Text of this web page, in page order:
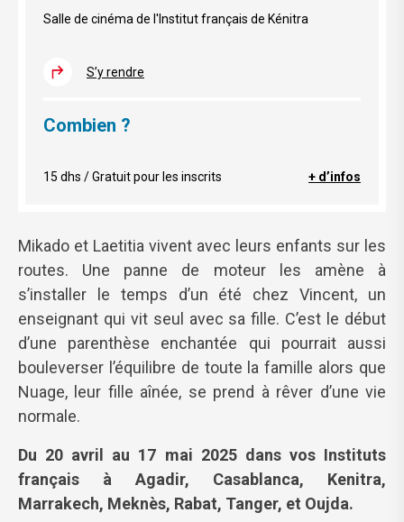
Salle de cinéma de l'Institut français de Kénitra
S’y rendre
Combien ?
15 dhs / Gratuit pour les inscrits + d’infos
Mikado et Laetitia vivent avec leurs enfants sur les
routes. Une panne de moteur les amène à
s’installer le temps d’un été chez Vincent, un
enseignant qui vit seul avec sa fille. C’est le début
d’une parenthèse enchantée qui pourrait aussi
bouleverser l’équilibre de toute la famille alors que
Nuage, leur fille aînée, se prend à rêver d’une vie
normale.
Du 20 avril au 17 mai 2025 dans vos Instituts
français à Agadir, Casablanca, Kenitra,
Marrakech, Meknès, Rabat, Tanger, et Oujda.